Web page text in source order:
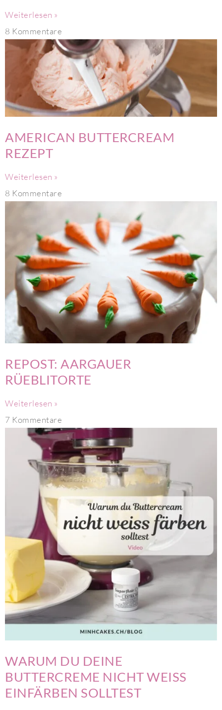
Weiterlesen »
8 Kommentare
AMERICAN BUTTERCREAM
REZEPT
Weiterlesen »
8 Kommentare
REPOST: AARGAUER
RÜEBLITORTE
Weiterlesen »
7 Kommentare
WARUM DU DEINE
BUTTERCREME NICHT WEISS
EINFÄRBEN SOLLTEST